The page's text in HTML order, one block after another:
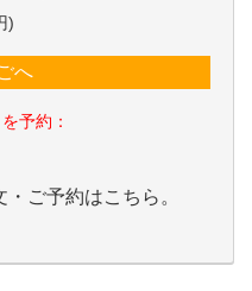
)
へ
予約：
ご予約はこちら。